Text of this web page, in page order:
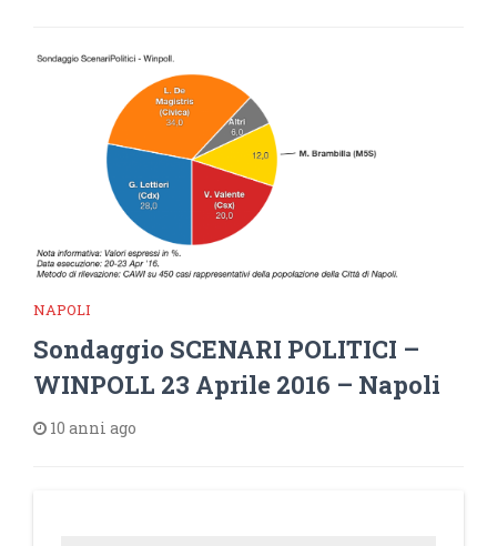
NAPOLI
Sondaggio SCENARI POLITICI –
WINPOLL 23 Aprile 2016 – Napoli
10 anni ago